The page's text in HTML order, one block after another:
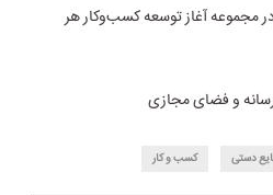
مجموعه آغاز توسعه کسب‌وکار هر
و فضای مجازی
دستی کسب و کار